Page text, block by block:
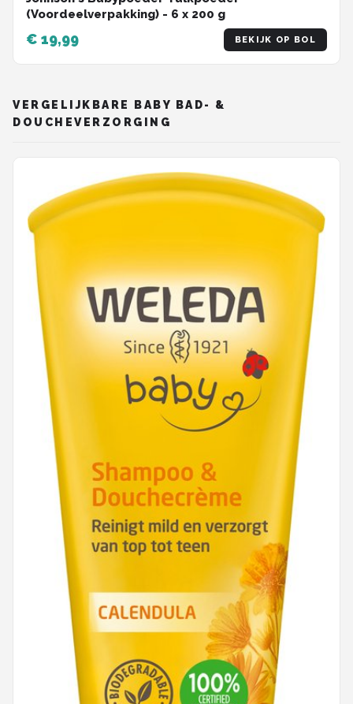
(Voordeelverpakking) - 6 x 200 g
€ 19,99 BEKIJK OP BOL
VERGELIJKBARE BABY BAD- &
DOUCHEVERZORGING